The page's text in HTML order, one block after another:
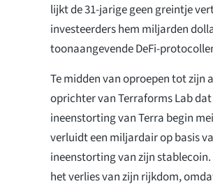
lijkt de 31-jarige geen greintje
investeerders hem miljarden
toonaangevende DeFi-
Te midden van oproepen tot zijn
oprichter van Terraforms Lab
ineenstorting van Terra begin
verluidt een miljardair op basis
ineenstorting van zijn
het verlies van zijn rijkdom,